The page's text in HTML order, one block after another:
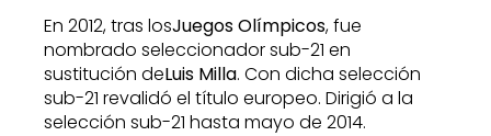
En 2012, tras losJuegos Olímpicos, fue
nombrado seleccionador sub-21 en
sustitución deLuis Milla. Con dicha selección
sub-21 revalidó el título europeo. Dirigió a la
selección sub-21 hasta mayo de 2014.